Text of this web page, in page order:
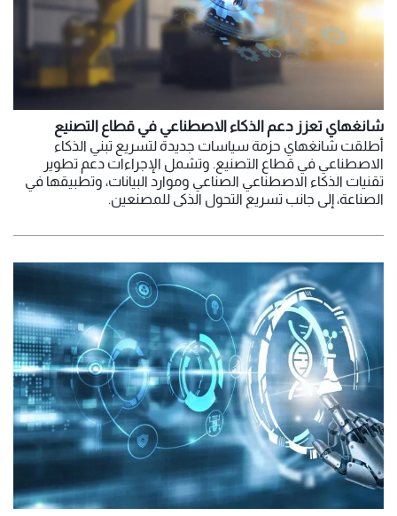
شانغهاي تعزز دعم الذكاء الاصطناعي في قطاع التصنيع
أطلقت شانغهاي حزمة سياسات جديدة لتسريع تبني الذكاء
الاصطناعي في قطاع التصنيع. وتشمل الإجراءات دعم تطوير
تقنيات الذكاء الاصطناعي الصناعي وموارد البيانات، وتطبيقها في
الصناعة، إلى جانب تسريع التحول الذكي للمصنعين.